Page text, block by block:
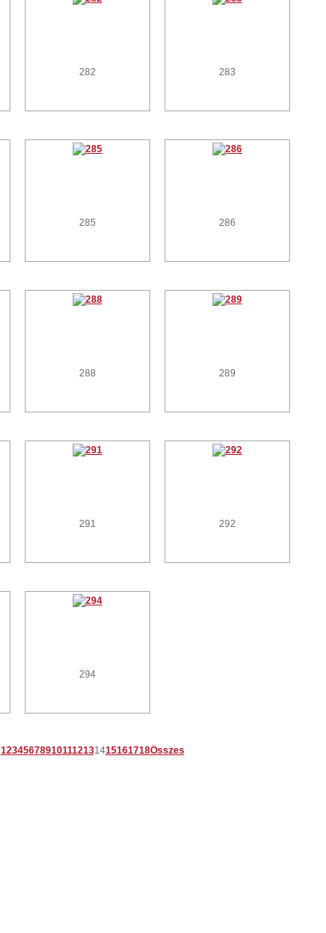
282 283
285 286
288 289
291 292
294
123456789101112131415161718Összes